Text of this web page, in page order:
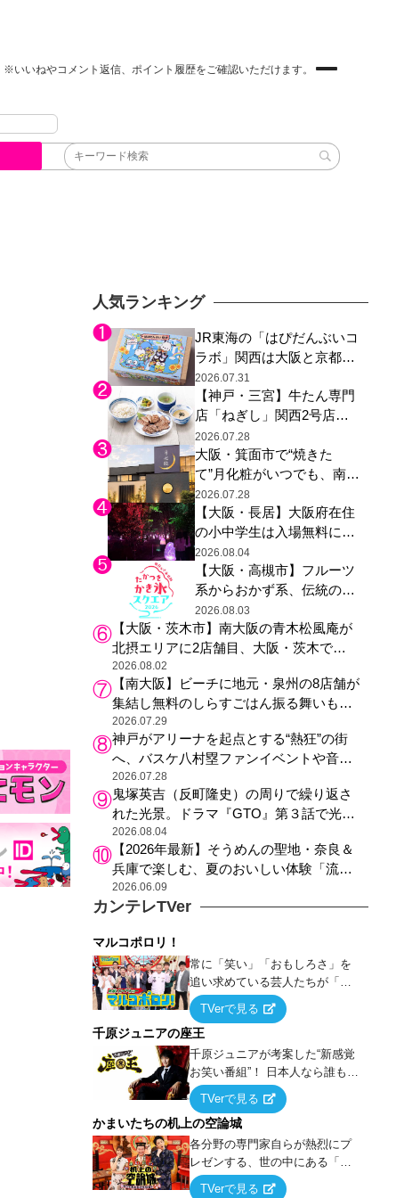
※いいねやコメント返信、ポイント履歴をご確認いただけます。
人気ランキング
JR東海の「はぴだんぶいコ
ラボ」関西は大阪と京都の
み、日焼けしたポチャッコ
らサンリオキャラが描かれ
た駅弁やグッズが登場
2026.07.31
【神戸・三宮】牛たん専門
店「ねぎし」関西2号店が
登場、ファンら「8月が待
ち遠しい」と早くから注目
2026.07.28
大阪・箕面市で“焼きた
て”月化粧がいつでも、南大
阪の青木松風庵が北摂エリ
アに初進出
2026.07.28
【大阪・長居】大阪府在住
の小中学生は入場無料に、
チームラボが「夏休みの自
由研究の課題に」と「ボタ
ニカルガーデン 大阪」へ招
待
2026.08.04
【大阪・高槻市】フルーツ
系からおかず系、伝統の天
然氷まで人気店が集結、高
槻阪急スクエアで「かき
氷」祭り
2026.08.03
【大阪・茨木市】南大阪の青木松風庵が
北摂エリアに2店舗目、大阪・茨木で
も“焼きたて”の月化粧が食べられる
2026.08.02
【南大阪】ビーチに地元・泉州の8店舗が
集結し無料のしらすごはん振る舞いも、
泉南ロングパークの「海のマルシェ」が
リニューアル！
2026.07.29
神戸がアリーナを起点とする“熱狂”の街
へ、バスケ八村塁ファンイベントや音楽
フェスで三宮・ウォーターフロントを活
性化
2026.07.28
鬼塚英吉（反町隆史）の周りで繰り返さ
れた光景。ドラマ『GTO』第３話で光っ
た演出の巧みさ
2026.08.04
【2026年最新】そうめんの聖地・奈良＆
兵庫で楽しむ、夏のおいしい体験「流し
そうめん体験」おすすめ3選
2026.06.09
カンテレTVer
マルコポロリ！
常に「笑い」「おもしろさ」を
追い求めている芸人たちが「芸
能界」という大海原に漕ぎ出で
て、新たなオモシロ人間を発掘
する！
TVerで見る
千原ジュニアの座王
千原ジュニアが考案した“新感覚
お笑い番組”！ 日本人なら誰もが
馴染みのある『イス取りゲー
ム』をベースに、大喜利・ギャ
グ・モノボケ・歌…など様々な
お題で芸人がショートネタを競
い合う！
TVerで見る
かまいたちの机上の空論城
各分野の専門家自らが熱烈にプ
レゼンする、世の中にある「試
したことはないが、やってみた
TVerで見る